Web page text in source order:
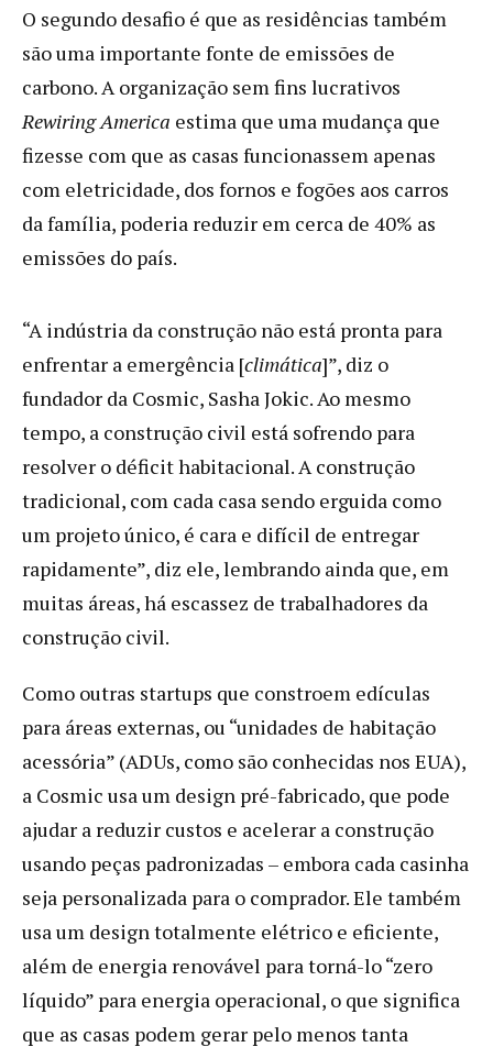
O segundo desafio é que as residências também
são uma importante fonte de emissões de
carbono. A organização sem fins lucrativos
Rewiring America estima que uma mudança que
fizesse com que as casas funcionassem apenas
com eletricidade, dos fornos e fogões aos carros
da família, poderia reduzir em cerca de 40% as
emissões do país.
“A indústria da construção não está pronta para
enfrentar a emergência [climática]”, diz o
fundador da Cosmic, Sasha Jokic. Ao mesmo
tempo, a construção civil está sofrendo para
resolver o déficit habitacional. A construção
tradicional, com cada casa sendo erguida como
um projeto único, é cara e difícil de entregar
rapidamente”, diz ele, lembrando ainda que, em
muitas áreas, há escassez de trabalhadores da
construção civil.
Como outras startups que constroem edículas
para áreas externas, ou “unidades de habitação
acessória” (ADUs, como são conhecidas nos EUA),
a Cosmic usa um design pré-fabricado, que pode
ajudar a reduzir custos e acelerar a construção
usando peças padronizadas – embora cada casinha
seja personalizada para o comprador. Ele também
usa um design totalmente elétrico e eficiente,
além de energia renovável para torná-lo “zero
líquido” para energia operacional, o que significa
que as casas podem gerar pelo menos tanta